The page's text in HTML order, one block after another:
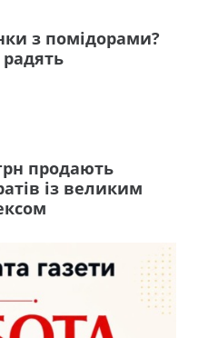
з помідорами?
радять
продають
із великим